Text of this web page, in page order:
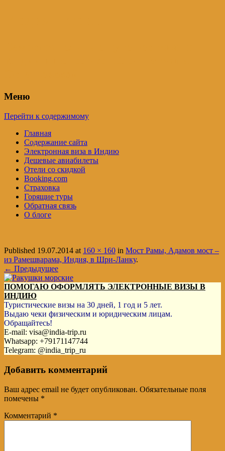
Меню
Перейти к содержимому
Главная
Содержание сайта
Электронная виза в Индию
Дешевые авиабилеты
Отели со скидкой
Booking.com
Страховка
Горящие туры
Обратная связь
О блоге
Published 19.07.2014 at 160 × 160 in Мост Рамы, Адамов мост –
из Рамешварама, Индия, в Шри-Ланку.
← Предыдущее
ПОМОГАЮ ОФОРМЛЯТЬ ЭЛЕКТРОННЫЕ ВИЗЫ В
ИНДИЮ
Туристические визы на 30 дней, 1 год и 5 лет.
Выдаю чеки физическим и юридическим лицам.
Обращайтесь!
E-mail: visa@india-trip.ru
Whatsapp: +79171147744
Telegram: @india_trip_ru
Добавить комментарий
Ваш адрес email не будет опубликован. Обязательные поля
помечены *
Комментарий *